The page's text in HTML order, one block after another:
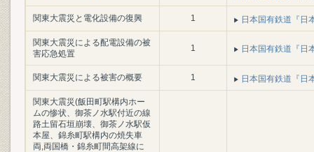
関東大震災と電化設備の復興 1 日本国有鉄道『日
関東大震災による配電設備の被
害応急処置
1 日本国有鉄道『日
関東大震災による被害の概要 1 日本国有鉄道『日
関東大震災(飯田町駅構内ホー
ムの惨状、御茶ノ水駅付近の線
路土留石垣崩壊、御茶ノ水駅仮
本屋、錦糸町駅構内の焼失車
両,両国橋・錦糸町間高架線に